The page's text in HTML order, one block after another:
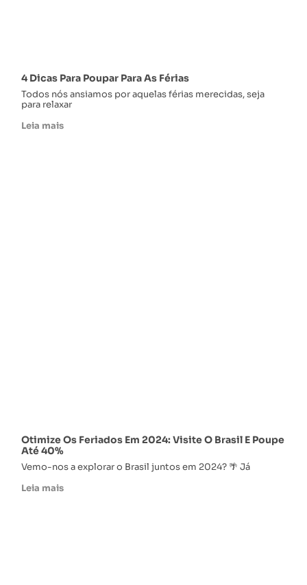
4 Dicas Para Poupar Para As Férias
Todos nós ansiamos por aquelas férias merecidas, seja
para relaxar
Leia mais
Otimize Os Feriados Em 2024: Visite O Brasil E Poupe
Até 40%
Vemo-nos a explorar o Brasil juntos em 2024? 🌴 Já
Leia mais